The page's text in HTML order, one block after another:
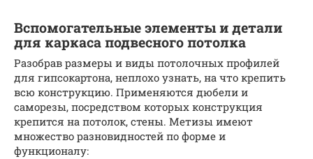
Вспомогательные элементы и детали
для каркаса подвесного потолка
Разобрав размеры и виды потолочных профилей
для гипсокартона, неплохо узнать, на что крепить
всю конструкцию. Применяются дюбели и
саморезы, посредством которых конструкция
крепится на потолок, стены. Метизы имеют
множество разновидностей по форме и
функционалу: